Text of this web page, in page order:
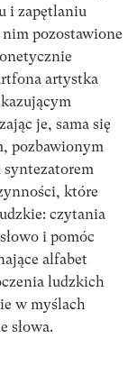
i zapętlaniu
pozostawione
artystka
je, sama się
pozbawionym
które
czytania
i pomóc
alfabet
ludzkich
w myślach
słowa.